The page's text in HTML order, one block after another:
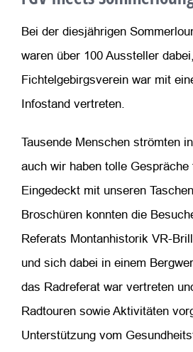
Bei der diesjährigen
waren über 100 Aussteller
Fichtelgebirgsverein war mit
Infostand vertreten.
Tausende Menschen strömten
auch wir haben tolle Gespräche
Eingedeckt mit unseren
Broschüren konnten die
Referats Montanhistorik VR-
und sich dabei in einem
das Radreferat war vertreten
Radtouren sowie Aktivitäten
Unterstützung vom